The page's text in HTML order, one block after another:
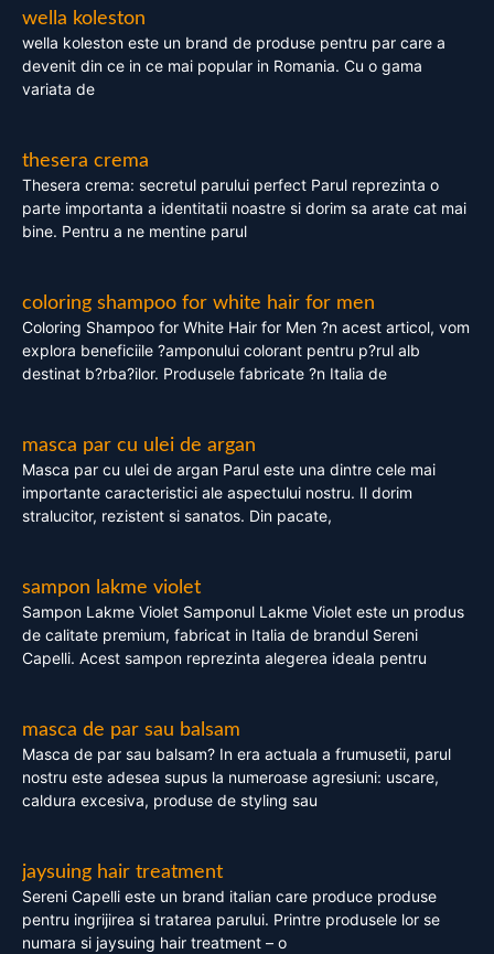
wella koleston
wella koleston este un brand de produse pentru par care a
devenit din ce in ce mai popular in Romania. Cu o gama
variata de
thesera crema
Thesera crema: secretul parului perfect Parul reprezinta o
parte importanta a identitatii noastre si dorim sa arate cat mai
bine. Pentru a ne mentine parul
coloring shampoo for white hair for men
Coloring Shampoo for White Hair for Men ?n acest articol, vom
explora beneficiile ?amponului colorant pentru p?rul alb
destinat b?rba?ilor. Produsele fabricate ?n Italia de
masca par cu ulei de argan
Masca par cu ulei de argan Parul este una dintre cele mai
importante caracteristici ale aspectului nostru. Il dorim
stralucitor, rezistent si sanatos. Din pacate,
sampon lakme violet
Sampon Lakme Violet Samponul Lakme Violet este un produs
de calitate premium, fabricat in Italia de brandul Sereni
Capelli. Acest sampon reprezinta alegerea ideala pentru
masca de par sau balsam
Masca de par sau balsam? In era actuala a frumusetii, parul
nostru este adesea supus la numeroase agresiuni: uscare,
caldura excesiva, produse de styling sau
jaysuing hair treatment
Sereni Capelli este un brand italian care produce produse
pentru ingrijirea si tratarea parului. Printre produsele lor se
numara si jaysuing hair treatment – o